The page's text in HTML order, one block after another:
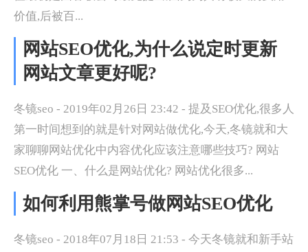
价值,后被百...
网站SEO优化,为什么说定时更新
网站文章更好呢?
冬镜seo - 2019年02月26日 23:42 - 提及SEO优化,很多人
第一时间想到的就是针对网站做优化,今天,冬镜就和大
家聊聊网站优化中内容优化应该注意哪些技巧? 网站
SEO优化 一、什么是网站优化? 网站优化很多...
如何利用熊掌号做网站SEO优化
冬镜seo - 2018年07月18日 21:53 - 今天冬镜就和新手站